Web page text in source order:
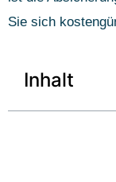
Sie sich
Inhalt